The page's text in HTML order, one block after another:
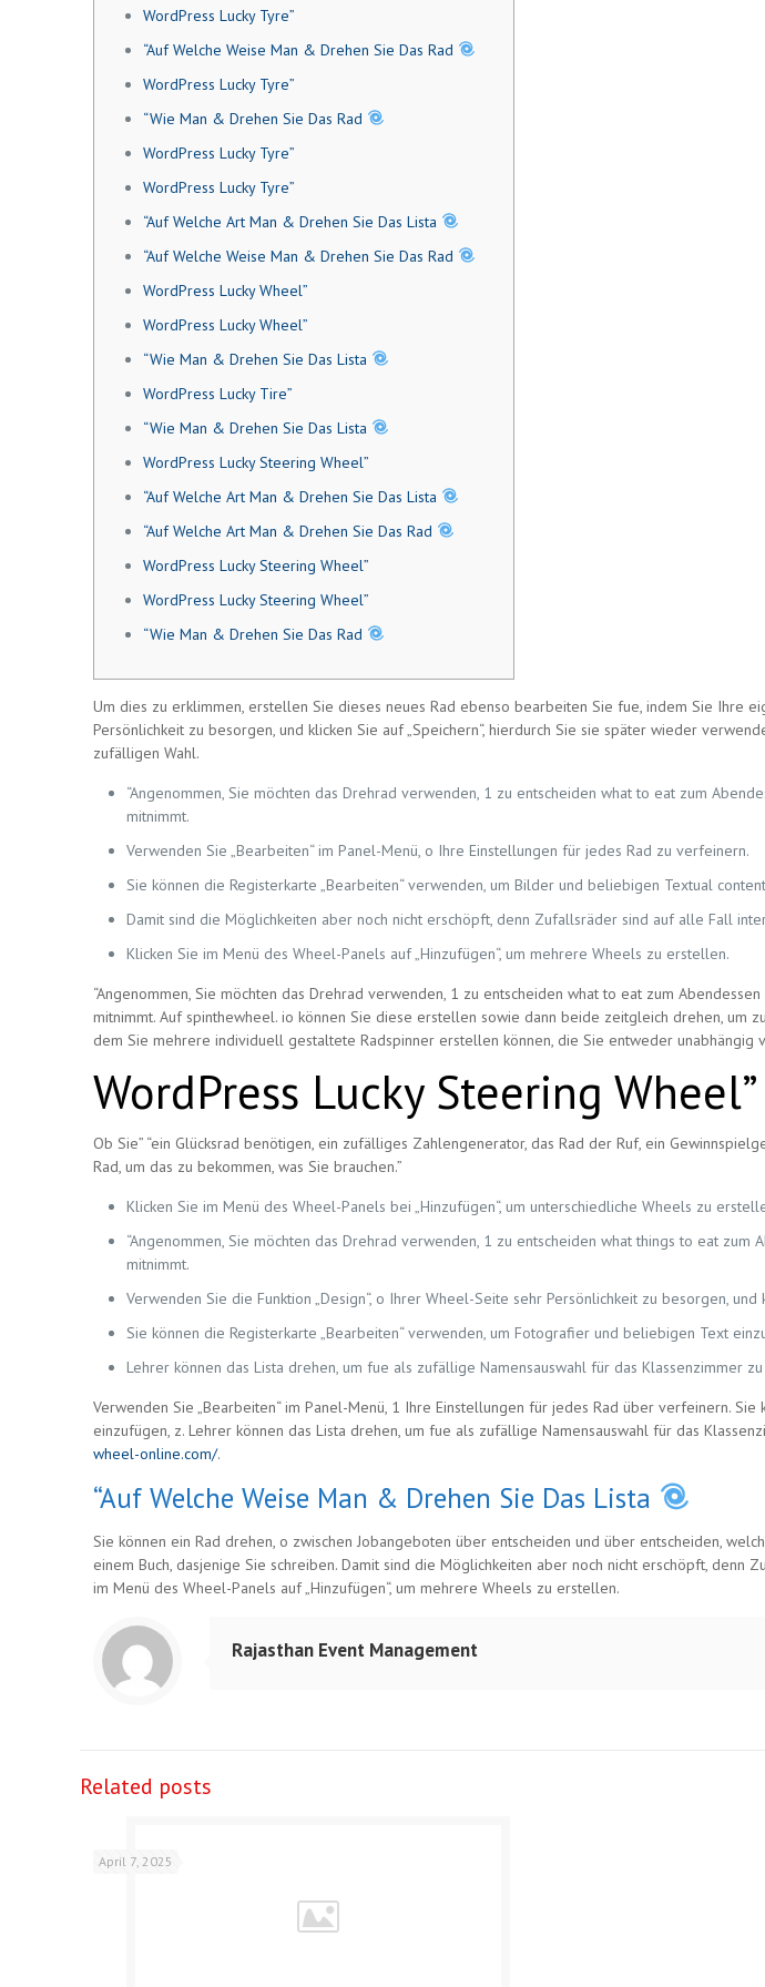
WordPress Lucky Tyre”
“Auf Welche Weise Man & Drehen Sie Das Rad
WordPress Lucky Tyre”
“Wie Man & Drehen Sie Das Rad
WordPress Lucky Tyre”
WordPress Lucky Tyre”
“Auf Welche Art Man & Drehen Sie Das Lista
“Auf Welche Weise Man & Drehen Sie Das Rad
WordPress Lucky Wheel”
WordPress Lucky Wheel”
“Wie Man & Drehen Sie Das Lista
WordPress Lucky Tire”
“Wie Man & Drehen Sie Das Lista
WordPress Lucky Steering Wheel”
“Auf Welche Art Man & Drehen Sie Das Lista
“Auf Welche Art Man & Drehen Sie Das Rad
WordPress Lucky Steering Wheel”
WordPress Lucky Steering Wheel”
“Wie Man & Drehen Sie Das Rad
Um dies zu erklimmen, erstellen Sie dieses neues Rad ebenso bearbeiten Sie fue, indem Sie Ihre
Persönlichkeit zu besorgen, und klicken Sie auf „Speichern“, hierdurch Sie sie später wieder
zufälligen Wahl.
“Angenommen, Sie möchten das Drehrad verwenden, 1 zu entscheiden what to eat zum
mitnimmt.
Verwenden Sie „Bearbeiten“ im Panel-Menü, o Ihre Einstellungen für jedes Rad zu verfeinern.
Sie können die Registerkarte „Bearbeiten“ verwenden, um Bilder und beliebigen Textual
Damit sind die Möglichkeiten aber noch nicht erschöpft, denn Zufallsräder sind auf alle Fall
Klicken Sie im Menü des Wheel-Panels auf „Hinzufügen“, um mehrere Wheels zu erstellen.
“Angenommen, Sie möchten das Drehrad verwenden, 1 zu entscheiden what to eat zum
mitnimmt. Auf spinthewheel. io können Sie diese erstellen sowie dann beide zeitgleich drehen,
dem Sie mehrere individuell gestaltete Radspinner erstellen können, die Sie entweder unabhängig
WordPress Lucky Steering Wheel”
Ob Sie” “ein Glücksrad benötigen, ein zufälliges Zahlengenerator, das Rad der Ruf, ein
Rad, um das zu bekommen, was Sie brauchen.”
Klicken Sie im Menü des Wheel-Panels bei „Hinzufügen“, um unterschiedliche Wheels zu
“Angenommen, Sie möchten das Drehrad verwenden, 1 zu entscheiden what things to eat
mitnimmt.
Verwenden Sie die Funktion „Design“, o Ihrer Wheel-Seite sehr Persönlichkeit zu besorgen,
Sie können die Registerkarte „Bearbeiten“ verwenden, um Fotografier und beliebigen Text
Lehrer können das Lista drehen, um fue als zufällige Namensauswahl für das Klassenzimmer
Verwenden Sie „Bearbeiten“ im Panel-Menü, 1 Ihre Einstellungen für jedes Rad über verfeinern.
einzufügen, z. Lehrer können das Lista drehen, um fue als zufällige Namensauswahl für das
wheel-online.com/.
“Auf Welche Weise Man & Drehen Sie Das Lista
Sie können ein Rad drehen, o zwischen Jobangeboten über entscheiden und über entscheiden,
einem Buch, dasjenige Sie schreiben. Damit sind die Möglichkeiten aber noch nicht erschöpft,
im Menü des Wheel-Panels auf „Hinzufügen“, um mehrere Wheels zu erstellen.
Rajasthan Event Management
Related posts
April 7, 2025